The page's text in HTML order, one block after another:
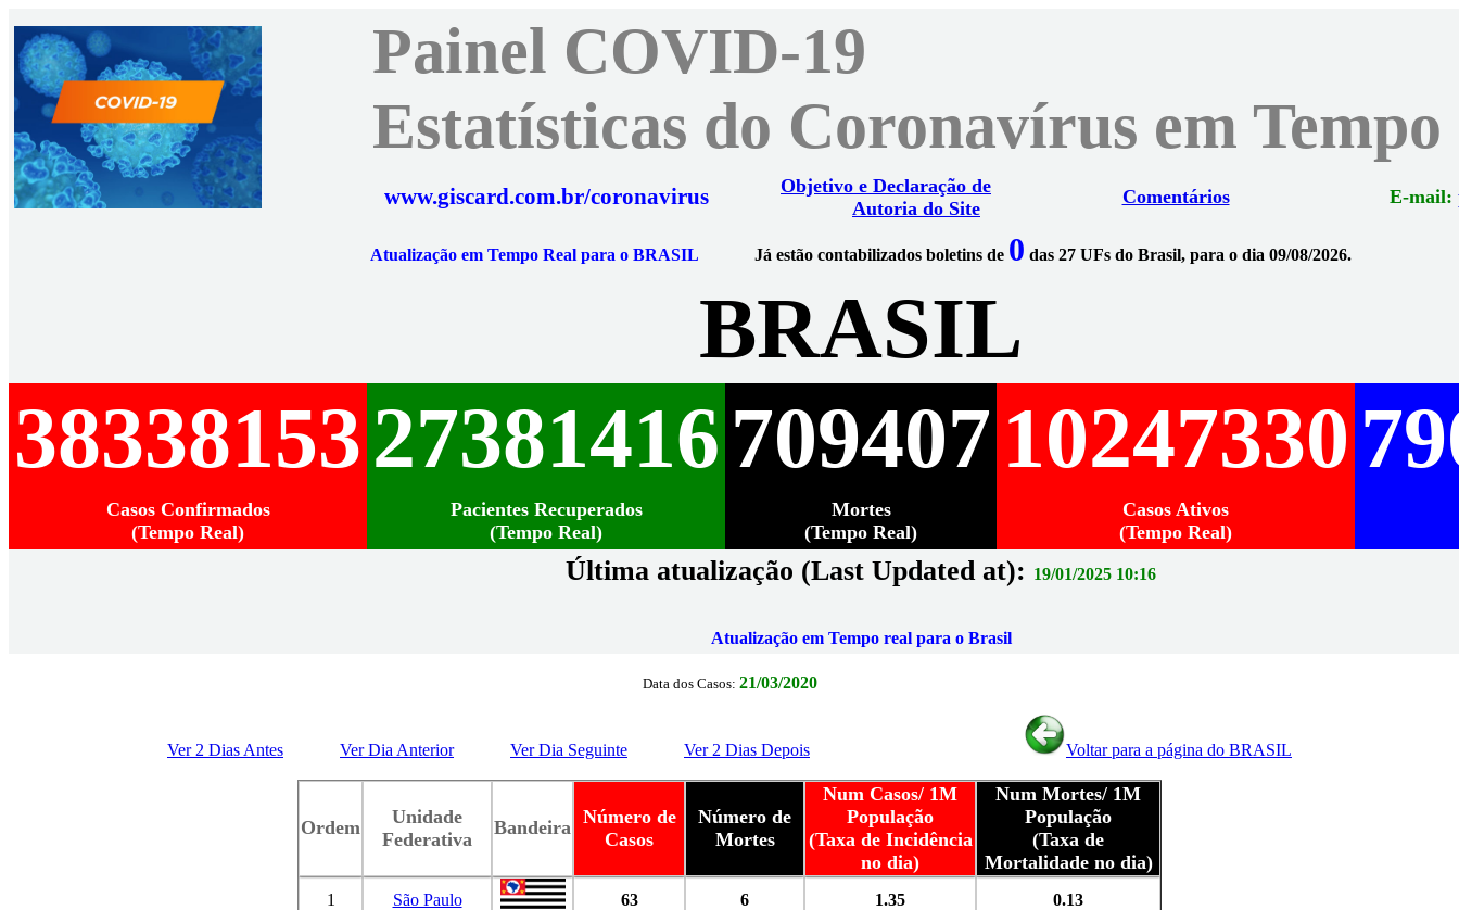
Painel COVID-19
Estatísticas do Coronavírus em Tempo
www.giscard.com.br/coronavirus
Objetivo e Declaração de
Autoria do Site
Comentários E-mail:
Atualização em Tempo Real para o BRASIL Já estão contabilizados boletins de 0 das 27 UFs do Brasil, para o dia 09/08/2026.
BRASIL
3833815327381416709407 10247330
Casos Confirmados
(Tempo Real)
Pacientes Recuperados
(Tempo Real)
Mortes
(Tempo Real)
Casos Ativos
(Tempo Real)
Última atualização (Last Updated at): 19/01/2025 10:16
Atualização em Tempo real para o Brasil
Data dos Casos: 21/03/2020
Ver 2 Dias Antes Ver Dia Anterior Ver Dia Seguinte Ver 2 Dias Depois Voltar para a página do BRASIL
Ordem
Unidade
Federativa
Bandeira Número de
Casos
Número de
Mortes
Num Casos/ 1M
População
(Taxa de Incidência
no dia)
Num Mortes/ 1M
População
(Taxa de
Mortalidade no dia)
1 São Paulo 63 6 1.35 0.13